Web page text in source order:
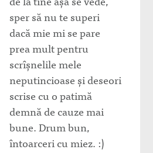
sper să nu te superi
dacă mie mi se pare
prea mult pentru
scrîşnelile mele
neputincioase şi deseori
scrise cu o patimă
demnă de cauze mai
bune. Drum bun,
întoarceri cu miez. :)